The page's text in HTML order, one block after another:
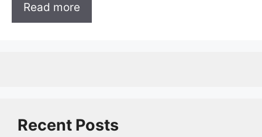
Read more
Recent Posts